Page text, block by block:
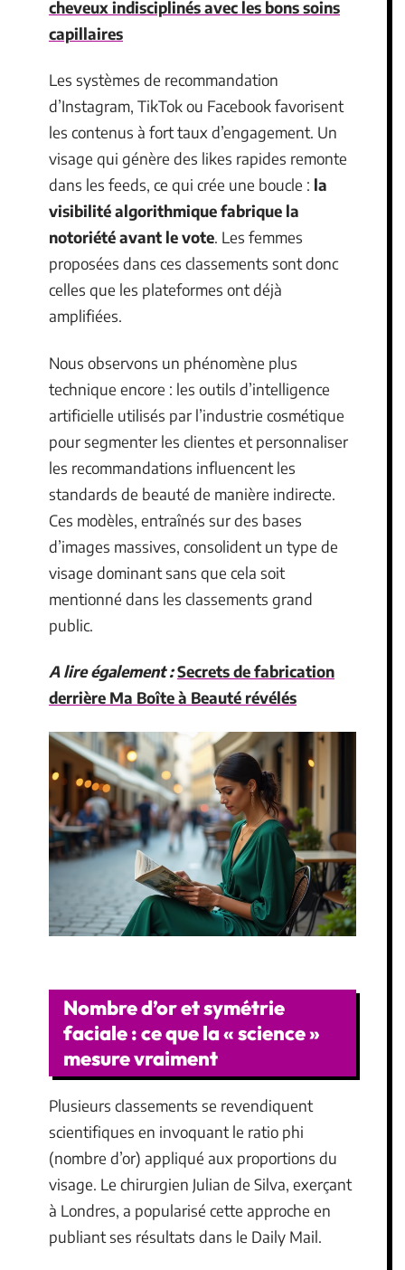
cheveux indisciplinés avec les bons soins
capillaires
Les systèmes de recommandation
d’Instagram, TikTok ou Facebook favorisent
les contenus à fort taux d’engagement. Un
visage qui génère des likes rapides remonte
dans les feeds, ce qui crée une boucle : la
visibilité algorithmique fabrique la
notoriété avant le vote. Les femmes
proposées dans ces classements sont donc
celles que les plateformes ont déjà
amplifiées.
Nous observons un phénomène plus
technique encore : les outils d’intelligence
artificielle utilisés par l’industrie cosmétique
pour segmenter les clientes et personnaliser
les recommandations influencent les
standards de beauté de manière indirecte.
Ces modèles, entraînés sur des bases
d’images massives, consolident un type de
visage dominant sans que cela soit
mentionné dans les classements grand
public.
A lire également :Secrets de fabrication
derrière Ma Boîte à Beauté révélés
Nombre d’or et symétrie
faciale : ce que la « science »
mesure vraiment
Plusieurs classements se revendiquent
scientifiques en invoquant le ratio phi
(nombre d’or) appliqué aux proportions du
visage. Le chirurgien Julian de Silva, exerçant
à Londres, a popularisé cette approche en
publiant ses résultats dans le Daily Mail.